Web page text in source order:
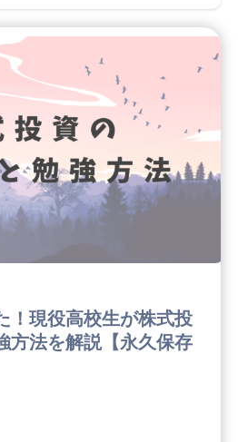
！現役高校生が株式投
方法を解説【永久保存